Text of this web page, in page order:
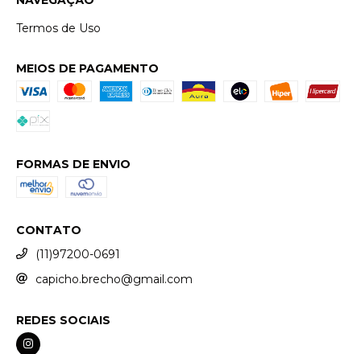
Termos de Uso
MEIOS DE PAGAMENTO
FORMAS DE ENVIO
CONTATO
(11)97200-0691
capicho.brecho@gmail.com
REDES SOCIAIS